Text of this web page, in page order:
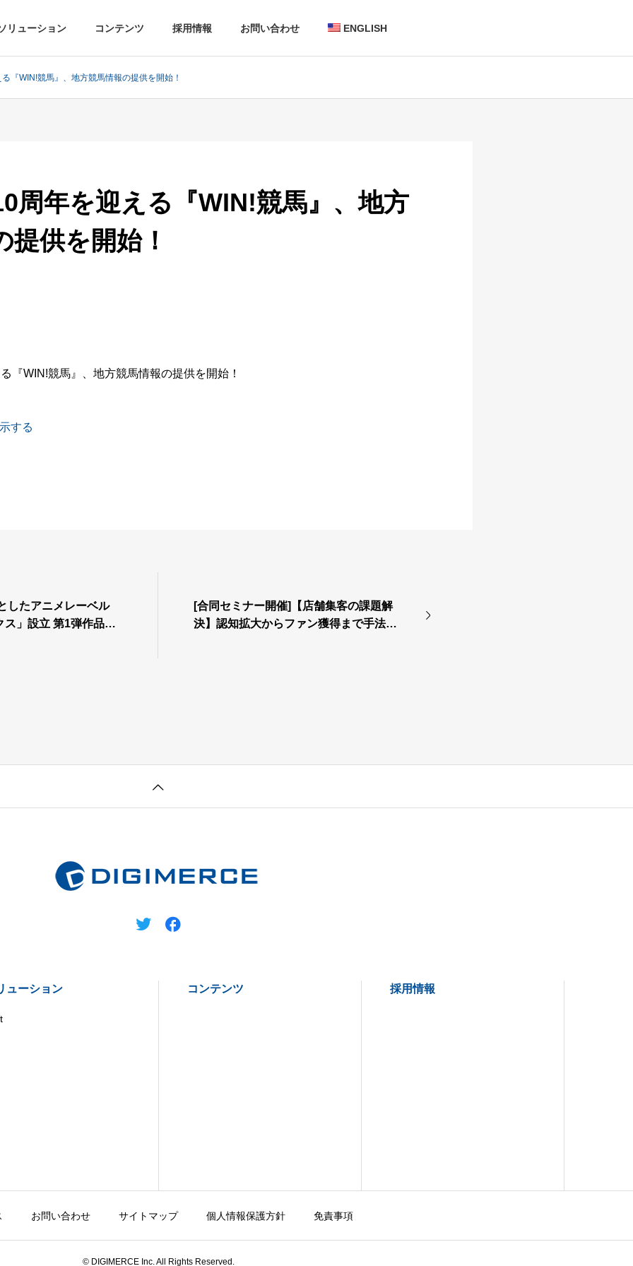
リューション コンテンツ 採用情報 お問い合わせ ENGLISH
『WIN!競馬』、地方競馬情報の提供を開始！
周年を迎える『WIN!競馬』、地方
提供を開始！
『WIN!競馬』、地方競馬情報の提供を開始！
する
したアニメレーベル
ス」設立 第1弾作品
[合同セミナー開催]【店舗集客の課題解
決】認知拡大からファン獲得まで手法を
ューション コンテンツ 採用情報
お問い合わせ サイトマップ 個人情報保護方針 免責事項
© DIGIMERCE Inc. All Rights Reserved.